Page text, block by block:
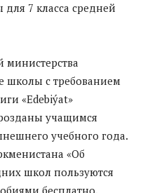
7 класса средней
министерства
школы с требованием
«Edebiýat»
учащимся
учебного года.
«Об
школ пользуются
бесплатно.